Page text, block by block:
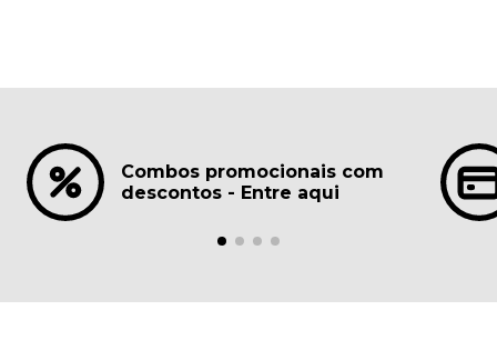
Combos promocionais com
descontos - Entre aqui